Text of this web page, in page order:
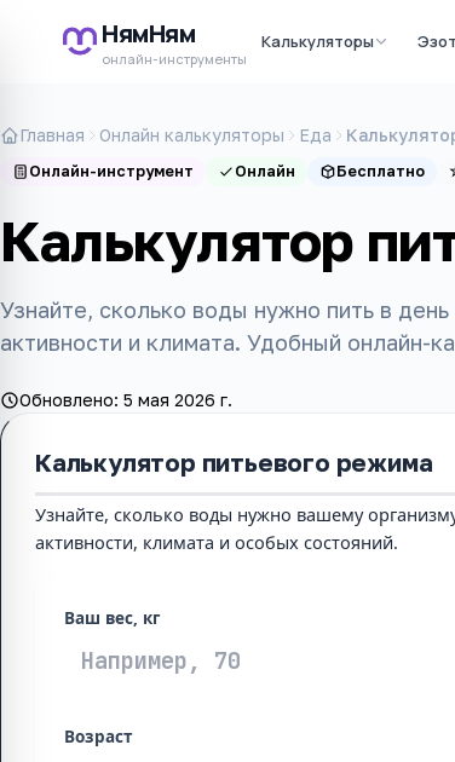
НямНям
онлайн-инструменты
Калькуляторы
Главная Онлайн калькуляторы Еда
Онлайн-инструмент Онлайн Бесплатно
Калькулятор
Узнайте, сколько воды нужно пить в
активности и климата. Удобный онлайн-
Обновлено: 5 мая 2026 г.
Калькулятор питьевого режима
Узнайте, сколько воды нужно вашему
активности, климата и особых состояний.
Ваш вес, кг
Возраст